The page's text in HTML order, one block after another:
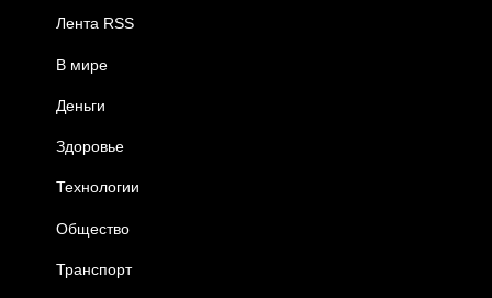
Лента RSS
В мире
Деньги
Здоровье
Технологии
Общество
Транспорт